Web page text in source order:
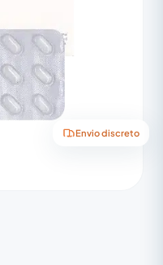
Envio discreto